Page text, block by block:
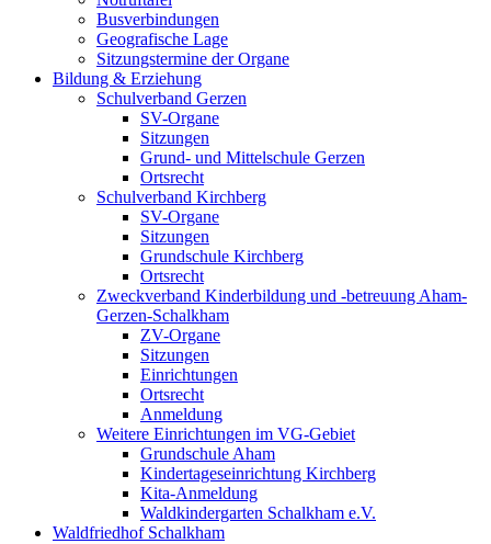
Busverbindungen
Geografische Lage
Sitzungstermine der Organe
Bildung & Erziehung
Schulverband Gerzen
SV-Organe
Sitzungen
Grund- und Mittelschule Gerzen
Ortsrecht
Schulverband Kirchberg
SV-Organe
Sitzungen
Grundschule Kirchberg
Ortsrecht
Zweckverband Kinderbildung und -betreuung Aham-
Gerzen-Schalkham
ZV-Organe
Sitzungen
Einrichtungen
Ortsrecht
Anmeldung
Weitere Einrichtungen im VG-Gebiet
Grundschule Aham
Kindertageseinrichtung Kirchberg
Kita-Anmeldung
Waldkindergarten Schalkham e.V.
Waldfriedhof Schalkham